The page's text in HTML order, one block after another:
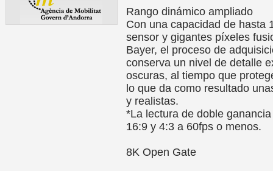
Rango dinámico ampliado
Con una capacidad de hasta
sensor y gigantes píxeles
Bayer, el proceso de
conserva un nivel de detalle
oscuras, al tiempo que
lo que da como resultado
y realistas.
*La lectura de doble
16:9 y 4:3 a 60fps o menos.
8K Open Gate